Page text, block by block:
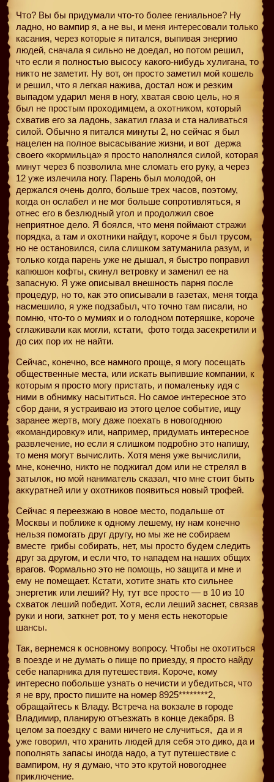
Что? Вы бы придумали что-то более гениальное? Ну
ладно, но вампир я, а не вы, и меня интересовали только
касания, через которые я питался, выпивая энергию
людей, сначала я сильно не доедал, но потом решил,
что если я полностью высосу какого-нибудь хулигана, то
никто не заметит. Ну вот, он просто заметил мой кошель
и решил, что я легкая нажива, достал нож и резким
выпадом ударил меня в ногу, хватая свою цель, но я
был не простым проходимцем, а охотником, который
схватив его за ладонь, закатил глаза и ста наливаться
силой. Обычно я питался минуты 2, но сейчас я был
нацелен на полное высасывание жизни, и вот держа
своего «кормильца» я просто наполнялся силой, которая
минут через 6 позволила мне сломать его руку, а через
12 уже излечила ногу. Парень был молодой, он
держался очень долго, больше трех часов, поэтому,
когда он ослабел и не мог больше сопротивляться, я
отнес его в безлюдный угол и продолжил свое
неприятное дело. Я боялся, что меня поймают стражи
порядка, а там и охотники найдут, короче я был трусом,
но не остановился, сила слишком затуманила разум, и
только когда парень уже не дышал, я быстро поправил
капюшон кофты, скинул ветровку и заменил ее на
запасную. Я уже описывал внешность парня после
процедур, но то, как это описывали в газетах, меня тогда
насмешило, я уже подзабыл, что точно там писали, но
помню, что-то о мумиях и о голодном потеряшке, короче
сглаживали как могли, кстати, фото тогда засекретили и
до сих пор их не найти.
Сейчас, конечно, все намного проще, я могу посещать
общественные места, или искать выпившие компании, к
которым я просто могу пристать, и помаленьку идя с
ними в обнимку насытиться. Но самое интересное это
сбор дани, я устраиваю из этого целое событие, ищу
заранее жертв, могу даже поехать в новогоднюю
«командировку» или, например, придумать интересное
развлечение, но если я слишком подробно это напишу,
то меня могут вычислить. Хотя меня уже вычислили,
мне, конечно, никто не поджигал дом или не стрелял в
затылок, но мой наниматель сказал, что мне стоит быть
аккуратней или у охотников появиться новый трофей.
Сейчас я переезжаю в новое место, подальше от
Москвы и поближе к одному лешему, ну нам конечно
нельзя помогать друг другу, но мы же не собираем
вместе грибы собирать, нет, мы просто будем следить
друг за другом, и если что, то нападем на наших общих
врагов. Формально это не помощь, но защита и мне и
ему не помещает. Кстати, хотите знать кто сильнее
энергетик или леший? Ну, тут все просто — в 10 из 10
схваток леший победит. Хотя, если леший заснет, связав
руки и ноги, заткнет рот, то у меня есть некоторые
шансы.
Так, вернемся к основному вопросу. Чтобы не охотиться
в поезде и не думать о пище по приезду, я просто найду
себе напарника для путешествия. Короче, кому
интересно побольше узнать о нечисти и убедиться, что
я не вру, просто пишите на номер 8925********2,
обращайтесь к Владу. Встреча на вокзале в городе
Владимир, планирую отъезжать в конце декабря. В
целом за поездку с вами ничего не случиться, да и я
уже говорил, что хранить людей для себя это дико, да и
пополнять запасы иногда надо, а тут путешествие с
вампиром, ну я думаю, что это крутой новогоднее
приключение.